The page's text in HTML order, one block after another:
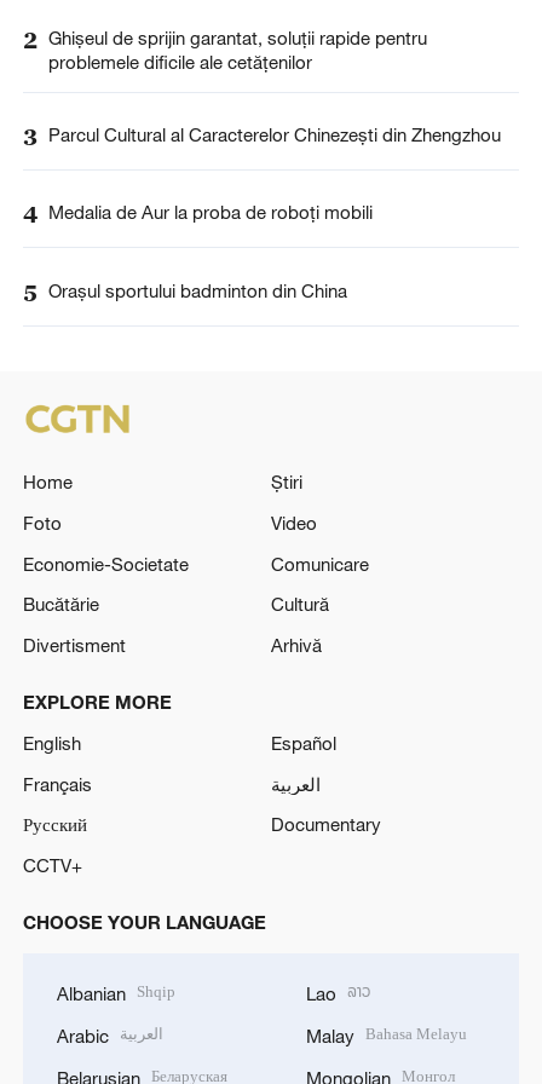
2 Ghișeul de sprijin garantat, soluții rapide pentru
problemele dificile ale cetățenilor
3 Parcul Cultural al Caracterelor Chinezești din Zhengzhou
4 Medalia de Aur la proba de roboți mobili
5 Orașul sportului badminton din China
Home
Știri
Foto
Video
Economie-Societate
Comunicare
Bucătărie
Cultură
Divertisment
Arhivă
EXPLORE MORE
English
Español
Français
العربية
Русский
Documentary
CCTV+
CHOOSE YOUR LANGUAGE
Albanian Shqip
Arabic العربية
Belarusian Беларуская
Lao ລາວ
Malay Bahasa Melayu
Mongolian Монгол